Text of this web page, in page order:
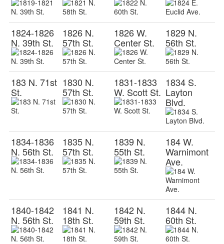
1824-1826
N. 39th St.
1826 N.
57th St.
1826 W.
Center St.
1829 N.
56th St.
183 N. 71st
St.
1830 N.
57th St.
1831-1833
W. Scott St.
1834 S.
Layton
Blvd.
1834-1836
N. 56th St.
1835 N.
57th St.
1839 N.
55th St.
184 W.
Warnimont
Ave.
1840-1842
N. 56th St.
1841 N.
18th St.
1842 N.
59th St.
1844 N.
60th St.